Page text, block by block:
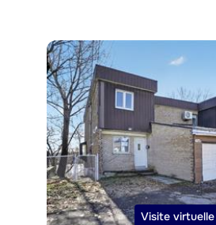
Visite virtuelle